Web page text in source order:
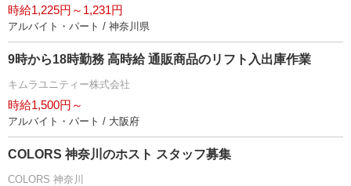
時給1,225円～1,231円
アルバイト・パート / 神奈川県
9時から18時勤務 高時給 通販商品のリフト入出庫作業
キムラユニティー株式会社
時給1,500円～
アルバイト・パート / 大阪府
COLORS 神奈川のホスト スタッフ募集
COLORS 神奈川